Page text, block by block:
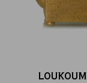
LOUKOUM